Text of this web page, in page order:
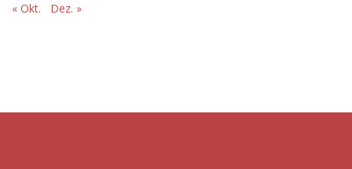
« Okt.
Dez. »